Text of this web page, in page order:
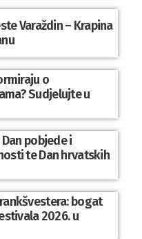
Varaždin – Krapina
o
Sudjelujte u
pobjede i
te Dan hrvatskih
bogat
2026. u